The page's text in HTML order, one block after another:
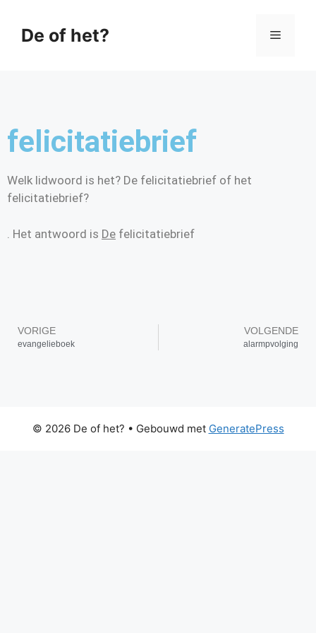
De of het?
felicitatiebrief
Welk lidwoord is het? De felicitatiebrief of het
felicitatiebrief?
. Het antwoord is De felicitatiebrief
VORIGE
evangelieboek
VOLGENDE
alarmpvolging
© 2026 De of het? • Gebouwd met GeneratePress